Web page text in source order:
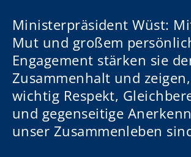
Ministerpräsident Wüst:
Mut und großem
Engagement stärken sie
Zusammenhalt und
wichtig Respekt,
und gegenseitige
unser Zusammenleben